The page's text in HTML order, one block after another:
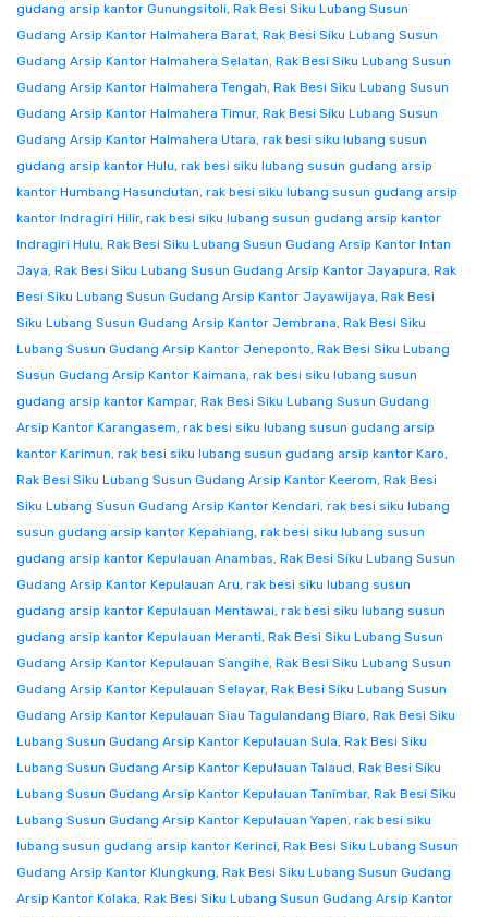
gudang arsip kantor Gunungsitoli, Rak Besi Siku Lubang Susun
Gudang Arsip Kantor Halmahera Barat, Rak Besi Siku Lubang Susun
Gudang Arsip Kantor Halmahera Selatan, Rak Besi Siku Lubang Susun
Gudang Arsip Kantor Halmahera Tengah, Rak Besi Siku Lubang Susun
Gudang Arsip Kantor Halmahera Timur, Rak Besi Siku Lubang Susun
Gudang Arsip Kantor Halmahera Utara, rak besi siku lubang susun
gudang arsip kantor Hulu, rak besi siku lubang susun gudang arsip
kantor Humbang Hasundutan, rak besi siku lubang susun gudang arsip
kantor Indragiri Hilir, rak besi siku lubang susun gudang arsip kantor
Indragiri Hulu, Rak Besi Siku Lubang Susun Gudang Arsip Kantor Intan
Jaya, Rak Besi Siku Lubang Susun Gudang Arsip Kantor Jayapura, Rak
Besi Siku Lubang Susun Gudang Arsip Kantor Jayawijaya, Rak Besi
Siku Lubang Susun Gudang Arsip Kantor Jembrana, Rak Besi Siku
Lubang Susun Gudang Arsip Kantor Jeneponto, Rak Besi Siku Lubang
Susun Gudang Arsip Kantor Kaimana, rak besi siku lubang susun
gudang arsip kantor Kampar, Rak Besi Siku Lubang Susun Gudang
Arsip Kantor Karangasem, rak besi siku lubang susun gudang arsip
kantor Karimun, rak besi siku lubang susun gudang arsip kantor Karo,
Rak Besi Siku Lubang Susun Gudang Arsip Kantor Keerom, Rak Besi
Siku Lubang Susun Gudang Arsip Kantor Kendari, rak besi siku lubang
susun gudang arsip kantor Kepahiang, rak besi siku lubang susun
gudang arsip kantor Kepulauan Anambas, Rak Besi Siku Lubang Susun
Gudang Arsip Kantor Kepulauan Aru, rak besi siku lubang susun
gudang arsip kantor Kepulauan Mentawai, rak besi siku lubang susun
gudang arsip kantor Kepulauan Meranti, Rak Besi Siku Lubang Susun
Gudang Arsip Kantor Kepulauan Sangihe, Rak Besi Siku Lubang Susun
Gudang Arsip Kantor Kepulauan Selayar, Rak Besi Siku Lubang Susun
Gudang Arsip Kantor Kepulauan Siau Tagulandang Biaro, Rak Besi Siku
Lubang Susun Gudang Arsip Kantor Kepulauan Sula, Rak Besi Siku
Lubang Susun Gudang Arsip Kantor Kepulauan Talaud, Rak Besi Siku
Lubang Susun Gudang Arsip Kantor Kepulauan Tanimbar, Rak Besi Siku
Lubang Susun Gudang Arsip Kantor Kepulauan Yapen, rak besi siku
lubang susun gudang arsip kantor Kerinci, Rak Besi Siku Lubang Susun
Gudang Arsip Kantor Klungkung, Rak Besi Siku Lubang Susun Gudang
Arsip Kantor Kolaka, Rak Besi Siku Lubang Susun Gudang Arsip Kantor